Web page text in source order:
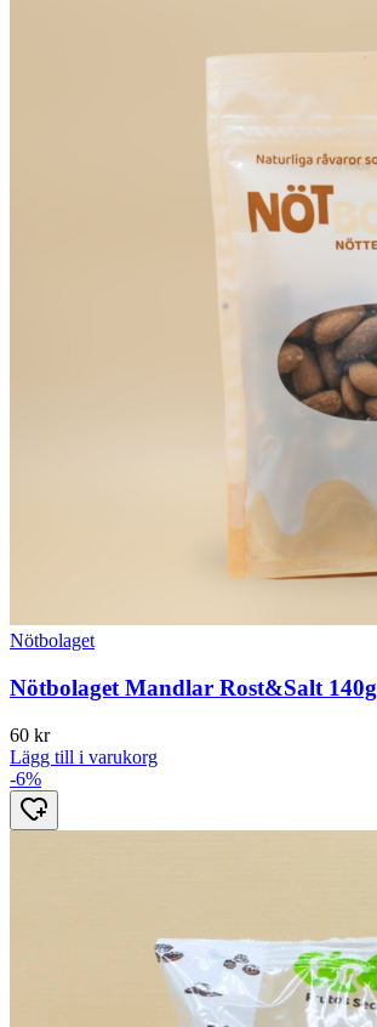
Nötbolaget
Nötbolaget Mandlar Rost&Salt 140g
60 kr
Lägg till i varukorg
-6%